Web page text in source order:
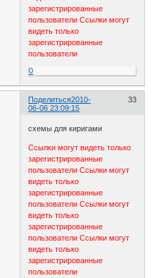
зарегистрированные
пользователи Ссылки могут
видеть только
зарегистрированные
пользователи
0
Поделиться 33
2010-
06-06 23:09:15
схемы для киригами
Ссылки могут видеть только
зарегистрированные
пользователи Ссылки могут
видеть только
зарегистрированные
пользователи Ссылки могут
видеть только
зарегистрированные
пользователи Ссылки могут
видеть только
зарегистрированные
пользователи